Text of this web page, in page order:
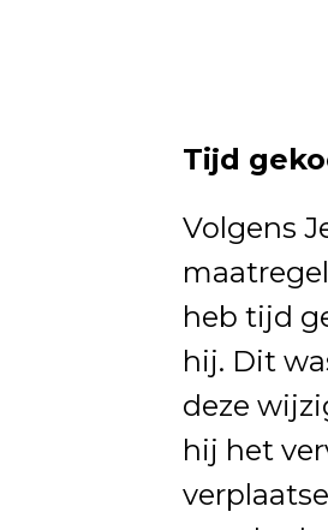
Tijd
Volgens
heb tijd
hij. Dit
deze
hij het